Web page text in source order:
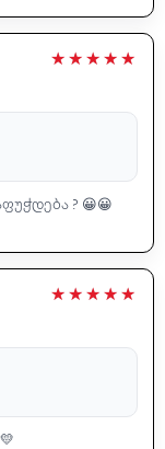
? 😀😀